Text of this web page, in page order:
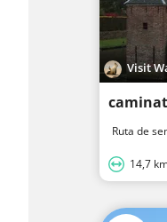
Visit
Ruta de
14,7